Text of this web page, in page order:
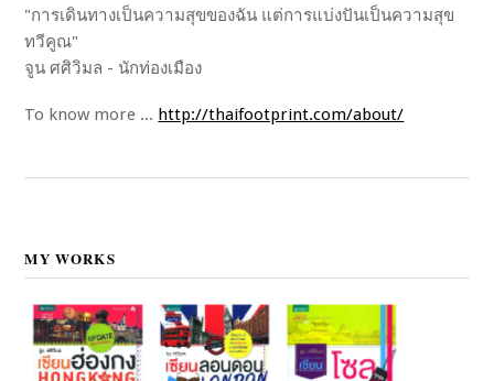
"การเดินทางเป็นความสุขของฉัน แต่การแบ่งปันเป็นความสุข
ทวีคูณ"
จูน ศศิวิมล - นักท่องเมือง
To know more ... http://thaifootprint.com/about/
MY WORKS